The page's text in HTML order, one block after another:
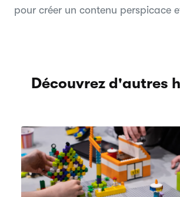
pour créer un contenu perspicace
Découvrez d'autres